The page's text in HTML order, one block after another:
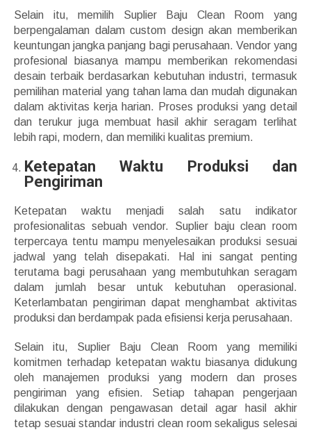
Selain itu, memilih Suplier Baju Clean Room yang
berpengalaman dalam custom design akan memberikan
keuntungan jangka panjang bagi perusahaan. Vendor yang
profesional biasanya mampu memberikan rekomendasi
desain terbaik berdasarkan kebutuhan industri, termasuk
pemilihan material yang tahan lama dan mudah digunakan
dalam aktivitas kerja harian. Proses produksi yang detail
dan terukur juga membuat hasil akhir seragam terlihat
lebih rapi, modern, dan memiliki kualitas premium.
Ketepatan Waktu Produksi dan
Pengiriman
Ketepatan waktu menjadi salah satu indikator
profesionalitas sebuah vendor. Suplier baju clean room
terpercaya tentu mampu menyelesaikan produksi sesuai
jadwal yang telah disepakati. Hal ini sangat penting
terutama bagi perusahaan yang membutuhkan seragam
dalam jumlah besar untuk kebutuhan operasional.
Keterlambatan pengiriman dapat menghambat aktivitas
produksi dan berdampak pada efisiensi kerja perusahaan.
Selain itu, Suplier Baju Clean Room yang memiliki
komitmen terhadap ketepatan waktu biasanya didukung
oleh manajemen produksi yang modern dan proses
pengiriman yang efisien. Setiap tahapan pengerjaan
dilakukan dengan pengawasan detail agar hasil akhir
tetap sesuai standar industri clean room sekaligus selesai